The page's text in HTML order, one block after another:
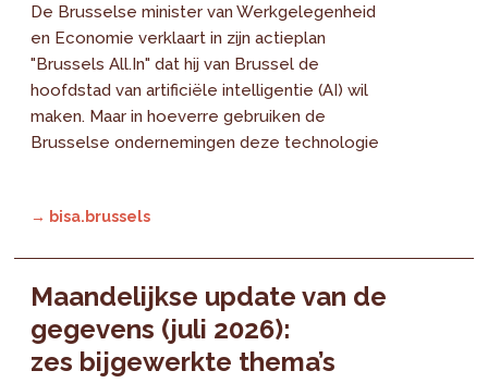
De Brusselse minister van Werkgelegenheid
en Economie verklaart in zijn actieplan
"Brussels All.In" dat hij van Brussel de
hoofdstad van artificiële intelligentie (AI) wil
maken. Maar in hoeverre gebruiken de
Brusselse ondernemingen deze technologie
→ bisa.brussels
Maandelijkse update van de
gegevens (juli 2026):
zes bijgewerkte thema’s